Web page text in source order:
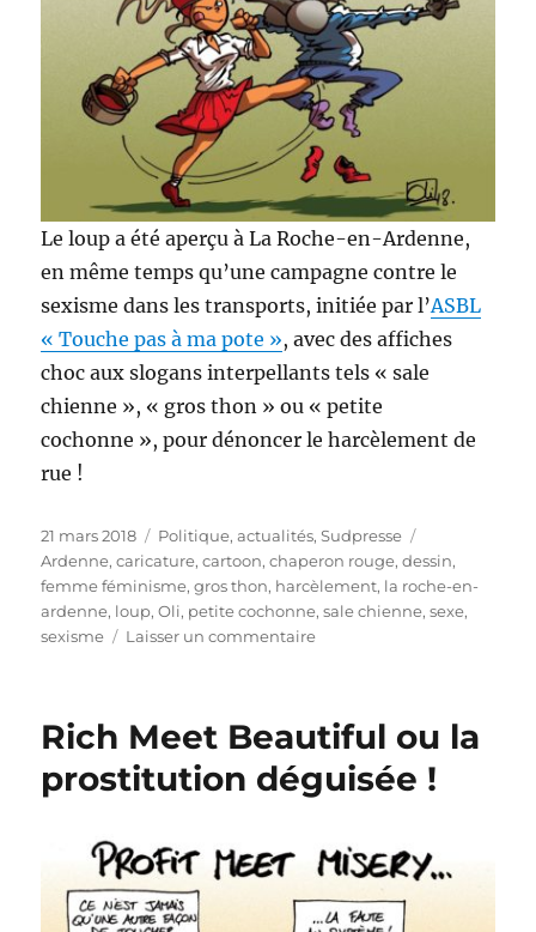
Le loup a été aperçu à La Roche-en-Ardenne,
en même temps qu’une campagne contre le
sexisme dans les transports, initiée par l’ASBL
« Touche pas à ma pote », avec des affiches
choc aux slogans interpellants tels « sale
chienne », « gros thon » ou « petite
cochonne », pour dénoncer le harcèlement de
rue !
Publié
le
21 mars 2018 Catégories
Politique, actualités,Sudpresse
Ardenne,caricature,cartoon,chaperon rouge,dessin,
femme féminisme,gros thon, harcèlement, la roche-en-
ardenne, loup,Oli, petite cochonne,sale chienne,sexe,
sexisme
Laisser un commentairesur
loup
Ardenne
Rich Meet Beautiful ou la
prostitution déguisée !